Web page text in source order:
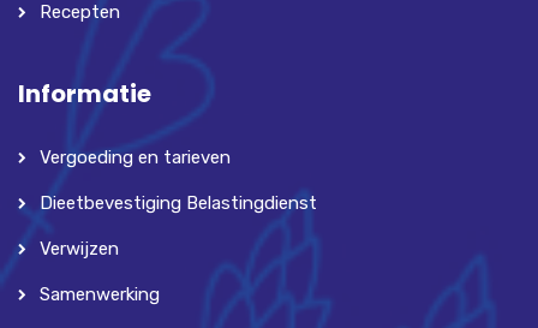
Recepten
Informatie
Vergoeding en tarieven
Dieetbevestiging Belastingdienst
Verwijzen
Samenwerking